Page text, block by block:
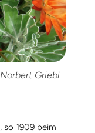
Griebl
so 1909 beim